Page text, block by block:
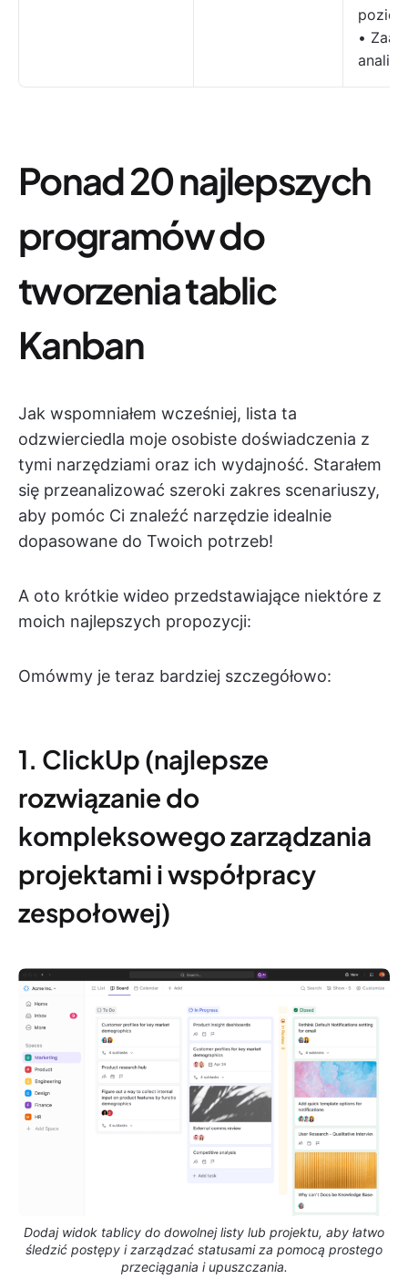
•
Ponad 20 najlepszych
programów do
tworzenia tablic
Kanban
Jak wspomniałem wcześniej, lista ta
odzwierciedla moje osobiste doświadczenia z
tymi narzędziami oraz ich wydajność. Starałem
się przeanalizować szeroki zakres scenariuszy,
aby pomóc Ci znaleźć narzędzie idealnie
dopasowane do Twoich potrzeb!
A oto krótkie wideo przedstawiające niektóre z
moich najlepszych propozycji:
Omówmy je teraz bardziej szczegółowo:
1. ClickUp (najlepsze
rozwiązanie do
kompleksowego zarządzania
projektami i współpracy
zespołowej)
Dodaj widok tablicy do dowolnej listy lub projektu, aby łatwo
śledzić postępy i zarządzać statusami za pomocą prostego
przeciągania i upuszczania.